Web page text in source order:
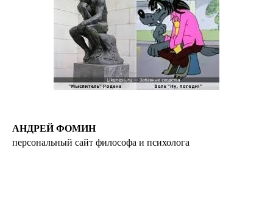
АНДРЕЙ ФОМИН
персональный сайт философа и психолога